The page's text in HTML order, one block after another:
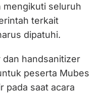
mengikuti seluruh
terkait
dipatuhi.
dan handsanitizer
peserta Mubes
pada saat acara